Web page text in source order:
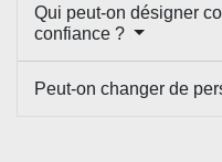
Qui peut-on désigner
confiance ?
Peut-on changer de